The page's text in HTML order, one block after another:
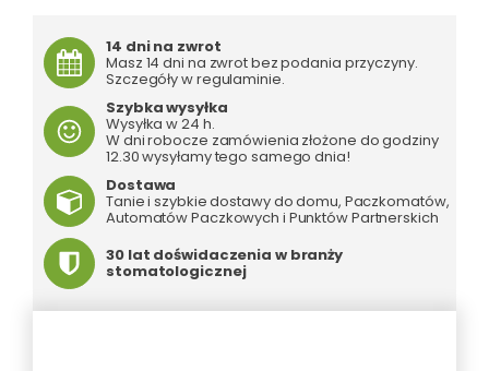
14 dni na zwrot
Masz 14 dni na zwrot bez podania przyczyny.
Szczegóły w regulaminie.
Szybka wysyłka
Wysyłka w 24 h.
W dni robocze zamówienia złożone do godziny
12.30 wysyłamy tego samego dnia!
Dostawa
Tanie i szybkie dostawy do domu, Paczkomatów,
Automatów Paczkowych i Punktów Partnerskich
30 lat doświdaczenia w branży
stomatologicznej